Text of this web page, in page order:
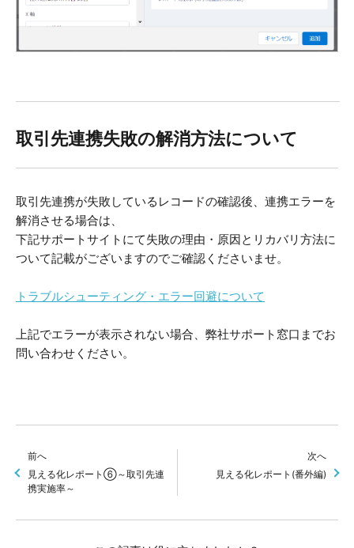
取引先連携失敗の解消方法について
取引先連携が失敗しているレコードの確認後、連携エラーを
解消させる場合は、
下記サポートサイトにて失敗の理由・原因とリカバリ方法に
ついて記載がございますのでご確認くださいませ。
トラブルシューティング・エラー回避について
上記でエラーが表示されない場合、弊社サポート窓口までお
問い合わせください。
前へ
見える化レポート⑥～取引先連
携実施率～
次へ
見える化レポート(番外編)